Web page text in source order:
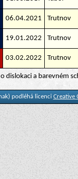
06.04.2021
Trutnov
19.01.2022
Trutnov
03.02.2022 Trutnov
dislokaci a barevném
podléhá licenci Creative